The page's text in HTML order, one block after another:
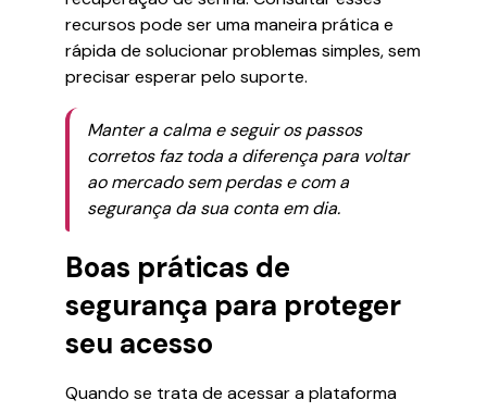
recursos pode ser uma maneira prática e
rápida de solucionar problemas simples, sem
precisar esperar pelo suporte.
Manter a calma e seguir os passos
corretos faz toda a diferença para voltar
ao mercado sem perdas e com a
segurança da sua conta em dia.
Boas práticas de
segurança para proteger
seu acesso
Quando se trata de acessar a plataforma